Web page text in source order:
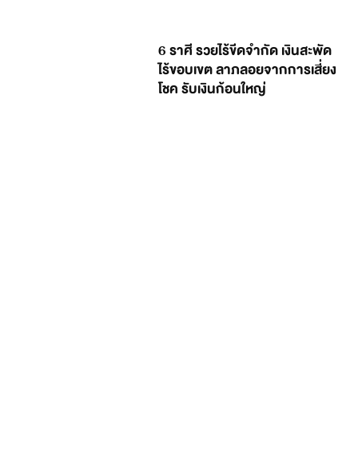
6 ราศี รวยไร้ขีดจำกัด เงินสะพัด
ไร้ขอบเขต ลาภลอยจากการเสี่ยง
โชค รับเงินก้อนใหญ่